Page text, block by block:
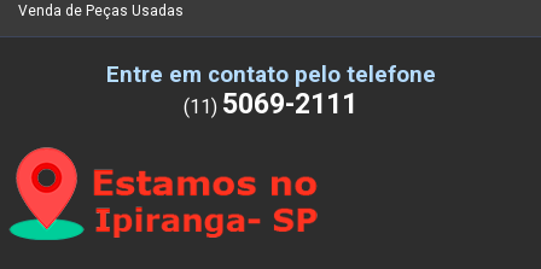
Venda de Peças Usadas
Entre em contato pelo telefone
(11) 5069-2111